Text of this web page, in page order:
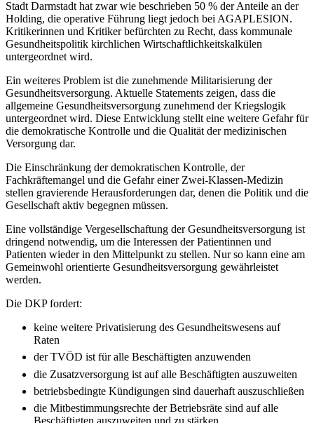
Stadt Darmstadt hat zwar wie beschrieben 50 % der Anteile an der
Holding, die operative Führung liegt jedoch bei AGAPLESION.
Kritikerinnen und Kritiker befürchten zu Recht, dass kommunale
Gesundheitspolitik kirchlichen Wirtschaftlichkeitskalkülen
untergeordnet wird.
Ein weiteres Problem ist die zunehmende Militarisierung der
Gesundheitsversorgung. Aktuelle Statements zeigen, dass die
allgemeine Gesundheitsversorgung zunehmend der Kriegslogik
untergeordnet wird. Diese Entwicklung stellt eine weitere Gefahr für
die demokratische Kontrolle und die Qualität der medizinischen
Versorgung dar.
Die Einschränkung der demokratischen Kontrolle, der
Fachkräftemangel und die Gefahr einer Zwei-Klassen-Medizin
stellen gravierende Herausforderungen dar, denen die Politik und die
Gesellschaft aktiv begegnen müssen.
Eine vollständige Vergesellschaftung der Gesundheitsversorgung ist
dringend notwendig, um die Interessen der Patientinnen und
Patienten wieder in den Mittelpunkt zu stellen. Nur so kann eine am
Gemeinwohl orientierte Gesundheitsversorgung gewährleistet
werden.
Die DKP fordert:
keine weitere Privatisierung des Gesundheitswesens auf
Raten
der TVÖD ist für alle Beschäftigten anzuwenden
die Zusatzversorgung ist auf alle Beschäftigten auszuweiten
betriebsbedingte Kündigungen sind dauerhaft auszuschließen
die Mitbestimmungsrechte der Betriebsräte sind auf alle